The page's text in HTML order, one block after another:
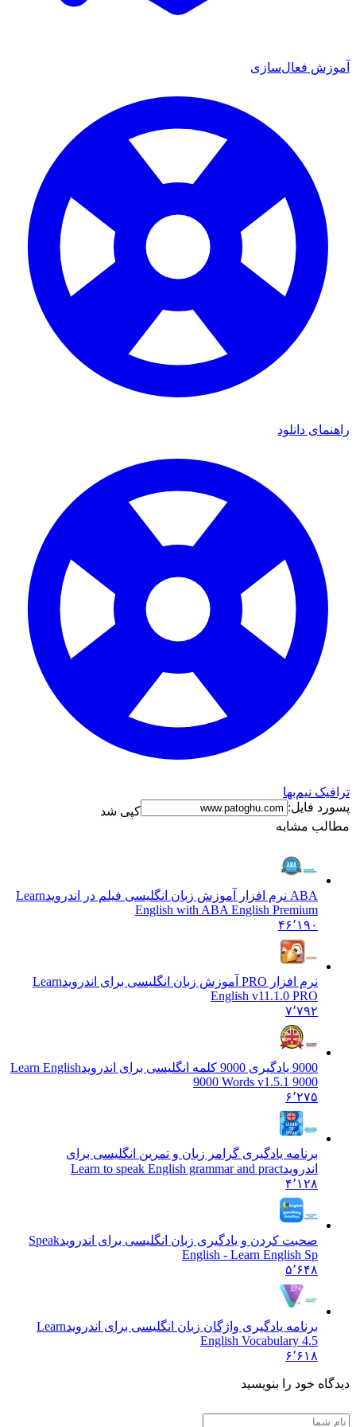
فعال‌سازی
دانلود
نیم‌بها
فایل:
کپی شد
مشابه
Learn
English with ABA English Premium
۴۶٬۱۹۰
نرم افزار PRO آموزش زبان انگلیسی برای اندروید
Learn
English v11.1.0 PRO
Learn English
9000 Words v1.5.1 9000
برنامه یادگیری گرامر زبان و تمرین انگلیسی برای
Learn to speak English grammar and pract
صحبت کردن و یادگیری زبان انگلیسی برای اندروید Speak
English - Learn English Sp
برنامه یادگیری واژگان زبان انگلیسی برای اندروید Learn
English Vocabulary 4.5
خود را بنویسید